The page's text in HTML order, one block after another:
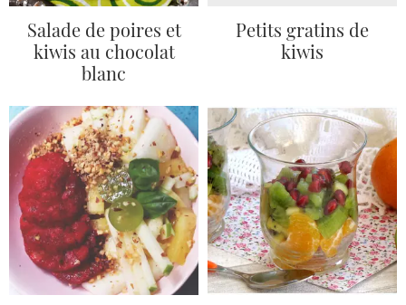
Salade de poires et
kiwis au chocolat
blanc
Petits gratins de
kiwis